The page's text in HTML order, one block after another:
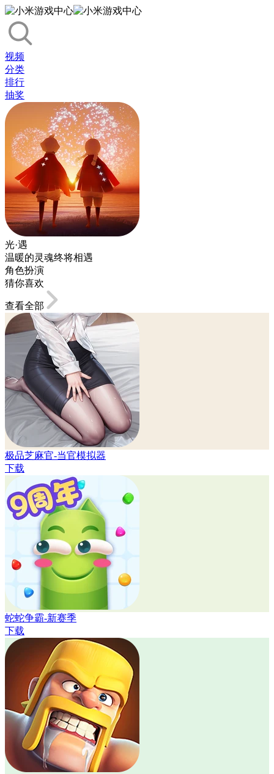
视频
分类
排行
抽奖
光·遇
温暖的灵魂终将相遇
角色扮演
猜你喜欢
查看全部
极品芝麻官-当官模拟器
下载
蛇蛇争霸-新赛季
下载